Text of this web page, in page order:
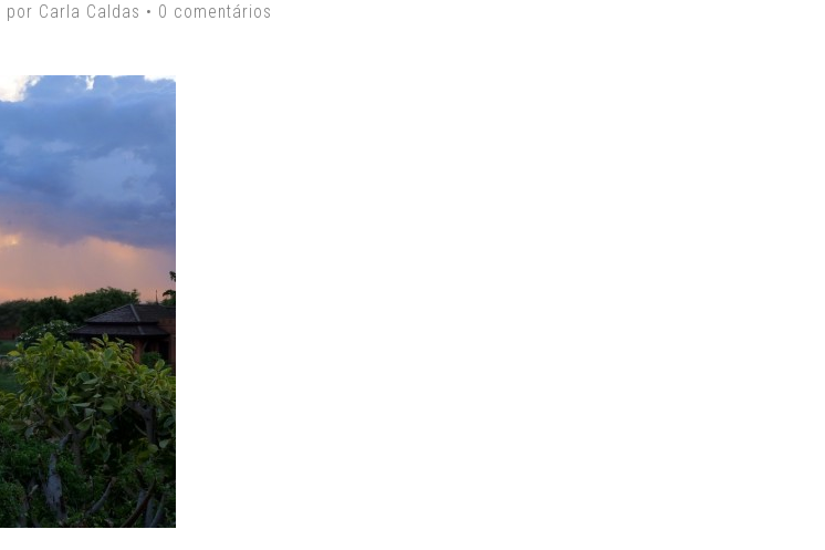
Carla Caldas • 0 comentários